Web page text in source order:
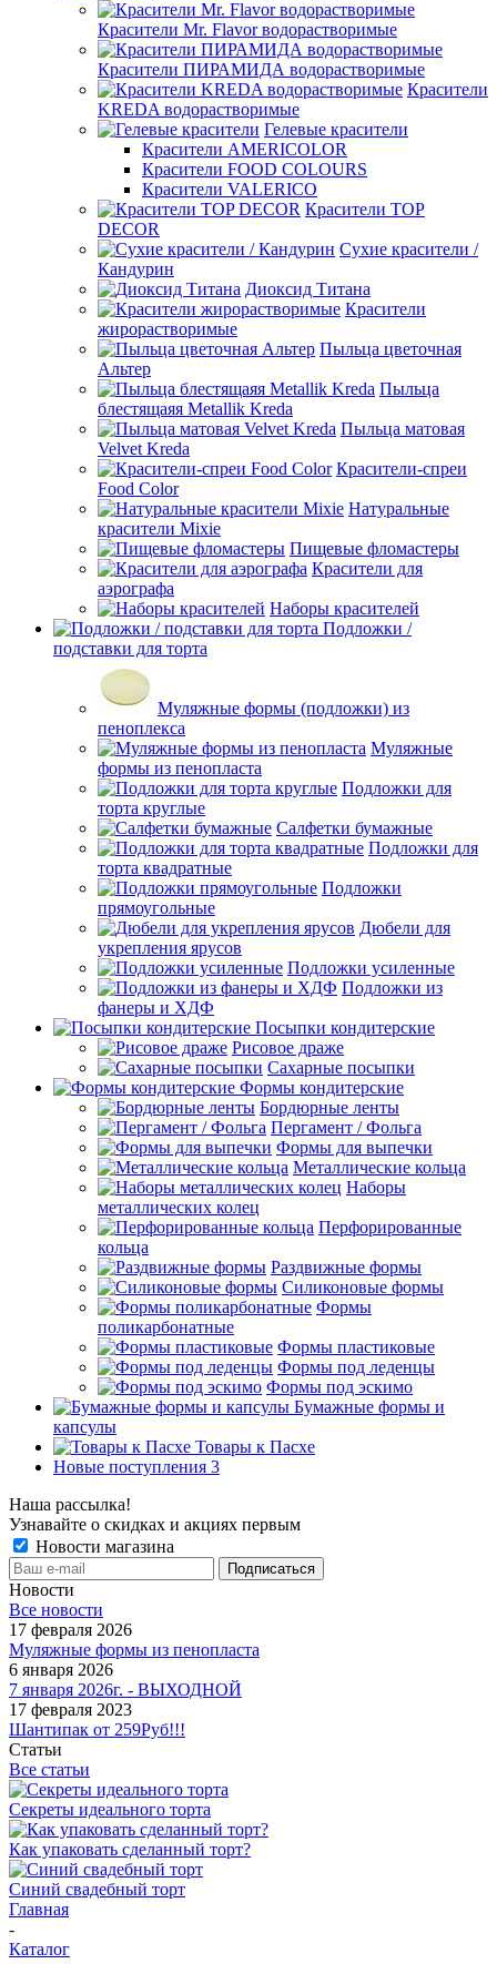
Красители Mr. Flavor водорастворимые
Красители ПИРАМИДА водорастворимые
Красители
KREDA водорастворимые
Гелевые красители
Красители AMERICOLOR
Красители FOOD COLOURS
Красители VALERICO
Красители TOP
DECOR
Сухие красители /
Кандурин
Диоксид Титана
Красители
жирорастворимые
Пыльца цветочная
Альтер
Пыльца
блестящаяя Metallik Kreda
Пыльца матовая
Velvet Kreda
Красители-спреи
Food Color
Натуральные
красители Mixie
Пищевые фломастеры
Красители для
аэрографа
Наборы красителей
Подложки /
подставки для торта
Муляжные формы (подложки) из
пеноплекса
Муляжные
формы из пенопласта
Подложки для
торта круглые
Салфетки бумажные
Подложки для
торта квадратные
Подложки
прямоугольные
Дюбели для
укрепления ярусов
Подложки усиленные
Подложки из
фанеры и ХДФ
Посыпки кондитерские
Рисовое драже
Сахарные посыпки
Формы кондитерские
Бордюрные ленты
Пергамент / Фольга
Формы для выпечки
Металлические кольца
Наборы
металлических колец
Перфорированные
кольца
Раздвижные формы
Силиконовые формы
Формы
поликарбонатные
Формы пластиковые
Формы под леденцы
Формы под эскимо
Бумажные формы и
капсулы
Товары к Пасхе
Новые поступления 3
Наша рассылка!
Узнавайте о скидках и акциях первым
Новости магазина
Новости
Все новости
17 февраля 2026
Муляжные формы из пенопласта
6 января 2026
7 января 2026г. - ВЫХОДНОЙ
17 февраля 2023
Шантипак от 259Руб!!!
Статьи
Все статьи
Секреты идеального торта
Как упаковать сделанный торт?
Синий свадебный торт
Главная
-
Каталог